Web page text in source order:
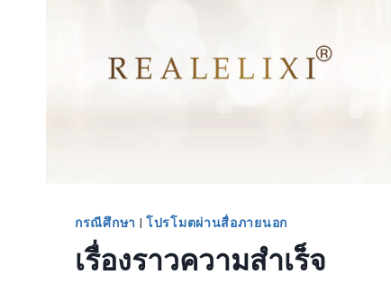
กรณีศึกษา |โปรโมตผ่านสื่อภายนอก
เรื่องราวความสำเร็จ